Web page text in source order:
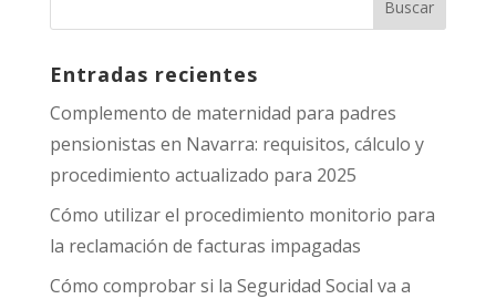
Entradas recientes
Complemento de maternidad para padres
pensionistas en Navarra: requisitos, cálculo y
procedimiento actualizado para 2025
Cómo utilizar el procedimiento monitorio para
la reclamación de facturas impagadas
Cómo comprobar si la Seguridad Social va a